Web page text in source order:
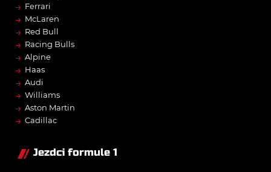
→ Ferrari
→ McLaren
→ Red Bull
→ Racing Bulls
→ Alpine
→ Haas
→ Audi
→ Williams
→ Aston Martin
→ Cadillac
Jezdci formule 1